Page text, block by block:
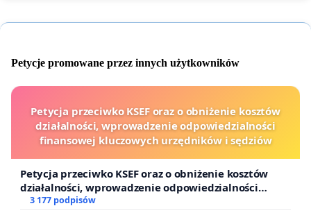
Petycje promowane przez innych użytkowników
Petycja przeciwko KSEF oraz o obniżenie kosztów
działalności, wprowadzenie odpowiedzialności
finansowej kluczowych urzędników i sędziów
Petycja przeciwko KSEF oraz o obniżenie kosztów
działalności, wprowadzenie odpowiedzialności
finansowej kluczowych urzędników i sędziów
3 177 podpisów